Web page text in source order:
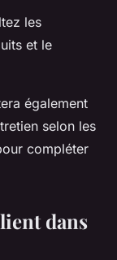
les
et le
également
selon les
compléter
dans